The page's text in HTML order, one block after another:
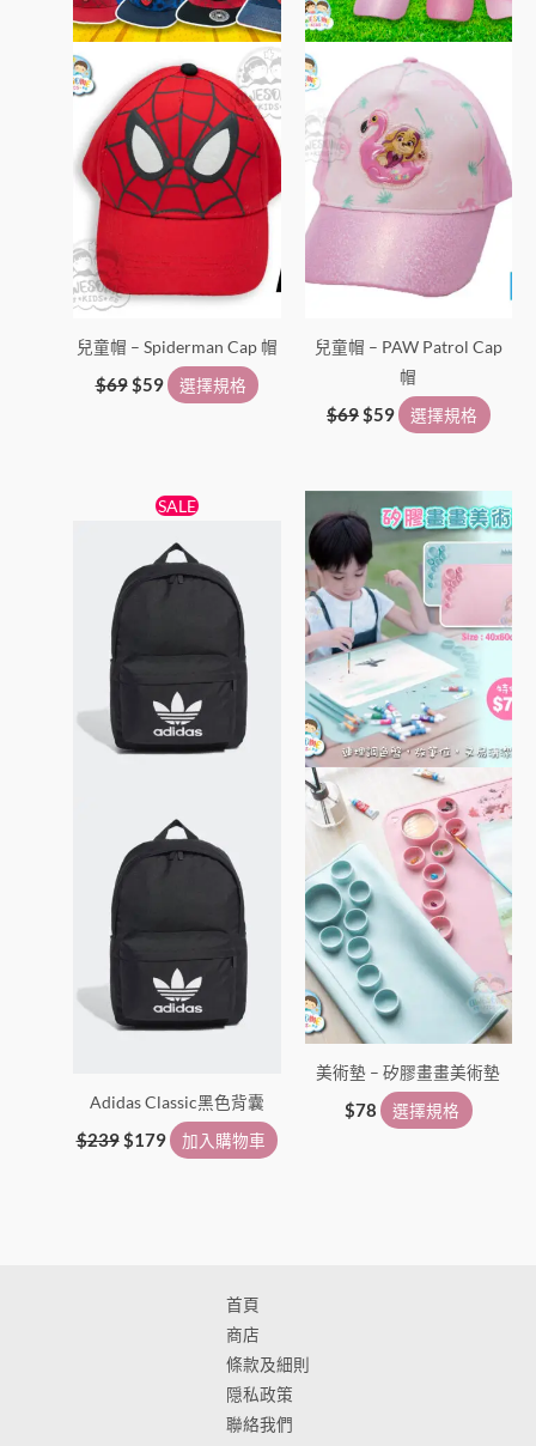
兒童帽 – Spiderman Cap 帽
$69 $59 選擇規格
在
產
品
頁
面
擇
選
項
兒童帽 – PAW Patrol Cap
帽
$69$59 選擇規格
在
產
面
選
擇
選
SALE
Adidas Classic黑色背囊
$239
格：
$239。
$179
目
前
價
格：
$179。
加入購物車
美術墊 – 矽膠畫畫美術墊
$78 選擇規格
此
產
品
多
種
款
式。
可
在
產
品
頁
選
項
首頁
商店
條款及細則
隠私政策
聯絡我們